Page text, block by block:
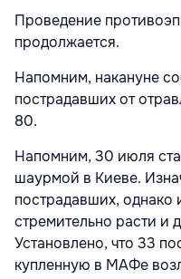
Проведение
продолжается.
Напомним, накануне
пострадавших от
80.
Напомним, 30 июля
шаурмой в Киеве.
пострадавших, однако
стремительно расти и
Установлено, что 33
купленную в МАФе